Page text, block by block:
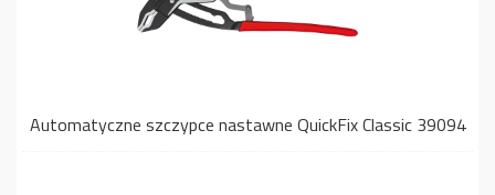
Automatyczne szczypce nastawne QuickFix Classic 39094